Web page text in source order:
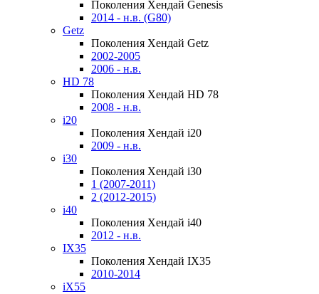
Поколения Хендай Genesis
2014 - н.в. (G80)
Getz
Поколения Хендай Getz
2002-2005
2006 - н.в.
HD 78
Поколения Хендай HD 78
2008 - н.в.
i20
Поколения Хендай i20
2009 - н.в.
i30
Поколения Хендай i30
1 (2007-2011)
2 (2012-2015)
i40
Поколения Хендай i40
2012 - н.в.
IX35
Поколения Хендай IX35
2010-2014
iX55